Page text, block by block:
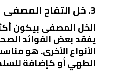
3. خل التفاح المصفى
الخل المصفى بيكون
يفقد بعض الفوائد
الأنواع الأخرى. هو
الطهي أو كإضافة